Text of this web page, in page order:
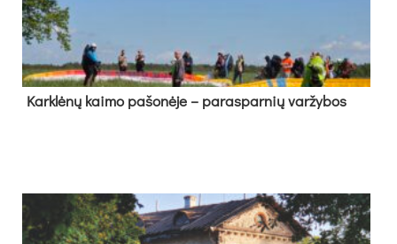
Kark­lė­nų kai­mo pa­šo­nė­je – pa­ras­par­nių var­žy­bos